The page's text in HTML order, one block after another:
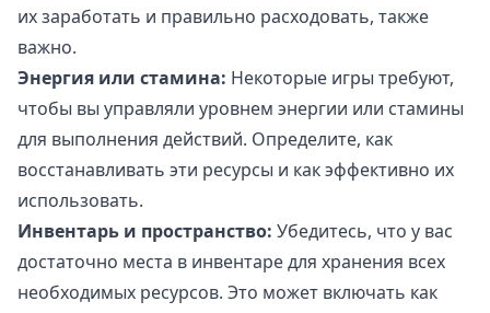
их заработать и правильно расходовать, также
важно.
Энергия или стамина: Некоторые игры требуют,
чтобы вы управляли уровнем энергии или стамины
для выполнения действий. Определите, как
восстанавливать эти ресурсы и как эффективно их
использовать.
Инвентарь и пространство: Убедитесь, что у вас
достаточно места в инвентаре для хранения всех
необходимых ресурсов. Это может включать как